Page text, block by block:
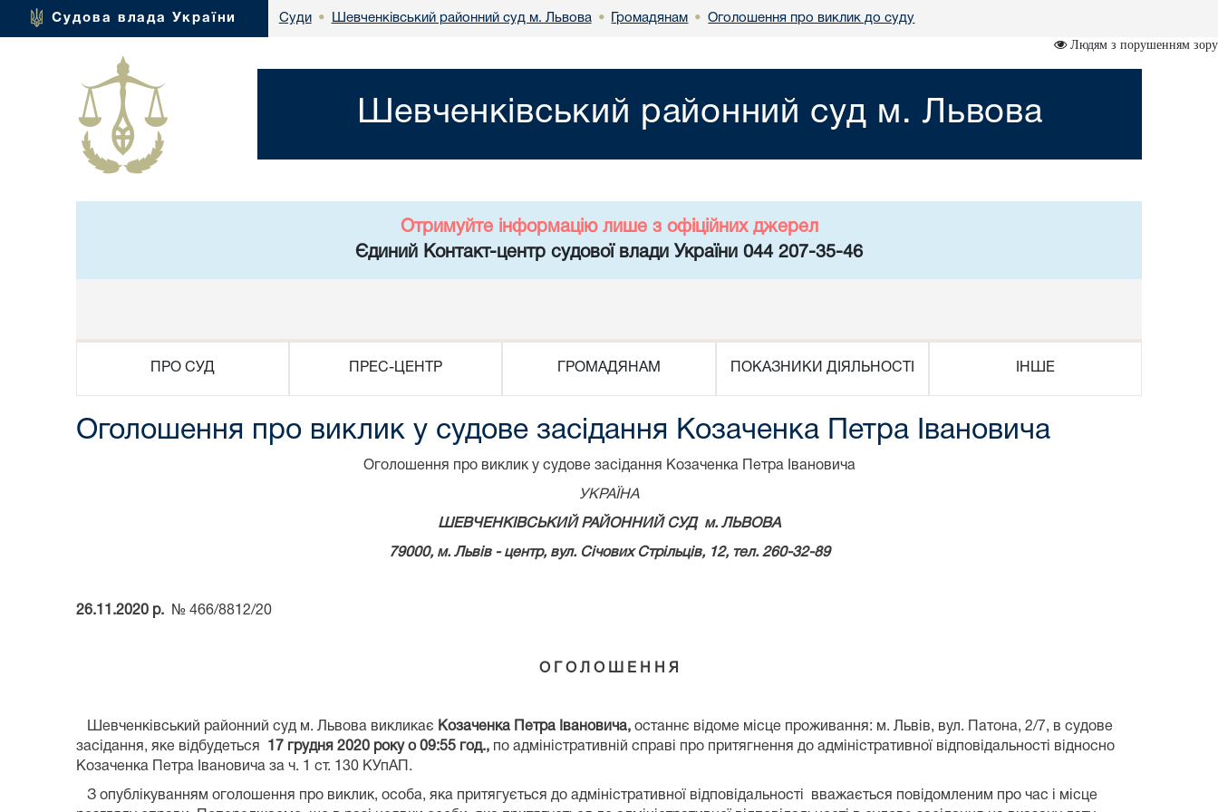
Судова влада України Суди • Шевченківський районний суд м. Львова • Громадянам • Оголошення про виклик до суду
Людям з порушенням зору
Шевченківський районний суд м. Львова
Отримуйте інформацію лише з офіційних джерел
Єдиний Контакт-центр судової влади України 044 207-35-46
ПРО СУД ПРЕС-ЦЕНТР ГРОМАДЯНАМ ПОКАЗНИКИ ДІЯЛЬНОСТІ ІНШЕ
Оголошення про виклик у судове засідання Козаченка Петра Івановича
Оголошення про виклик у судове засідання Козаченка Петра Івановича
УКРАЇНА
ШЕВЧЕНКІВСЬКИЙ РАЙОННИЙ СУД м. ЛЬВОВА
79000, м. Львів - центр, вул. Січових Стрільців, 12, тел. 260-32-89
26.11.2020 р. № 466/8812/20
О Г О Л О Ш Е Н Н Я
Шевченківський районний суд м. Львова викликає Козаченка Петра Івановича, останнє відоме місце проживання: м. Львів, вул. Патона, 2/7, в судове
засідання, яке відбудеться 17 грудня 2020 року о 09:55 год., по адміністративній справі про притягнення до адміністративної відповідальності відносно
Козаченка Петра Івановича за ч. 1 ст. 130 КУпАП.
З опублікуванням оголошення про виклик, особа, яка притягується до адміністративної відповідальності вважається повідомленим про час і місце